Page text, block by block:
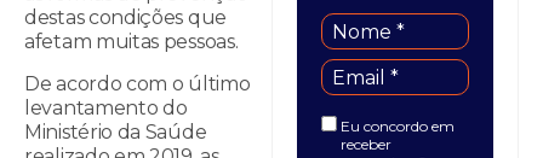
destas condições que
afetam muitas pessoas.
De acordo com o último
levantamento do
Ministério da Saúde
Eu concordo em
receber